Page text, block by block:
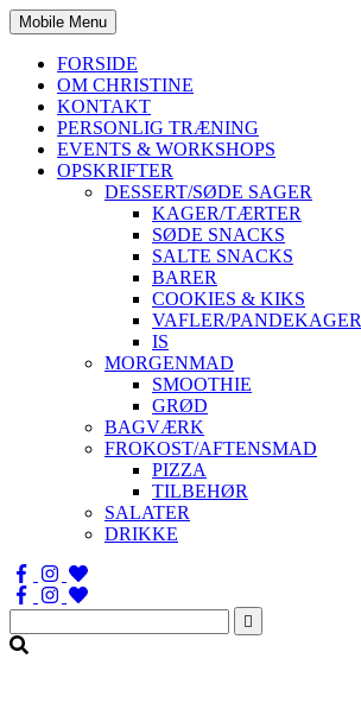
Mobile Menu
FORSIDE
OM CHRISTINE
KONTAKT
PERSONLIG TRÆNING
EVENTS & WORKSHOPS
OPSKRIFTER
DESSERT/SØDE SAGER
KAGER/TÆRTER
SØDE SNACKS
SALTE SNACKS
BARER
COOKIES & KIKS
VAFLER/PANDEKAGER
IS
MORGENMAD
SMOOTHIE
GRØD
BAGVÆRK
FROKOST/AFTENSMAD
PIZZA
TILBEHØR
SALATER
DRIKKE
Søg
efter: